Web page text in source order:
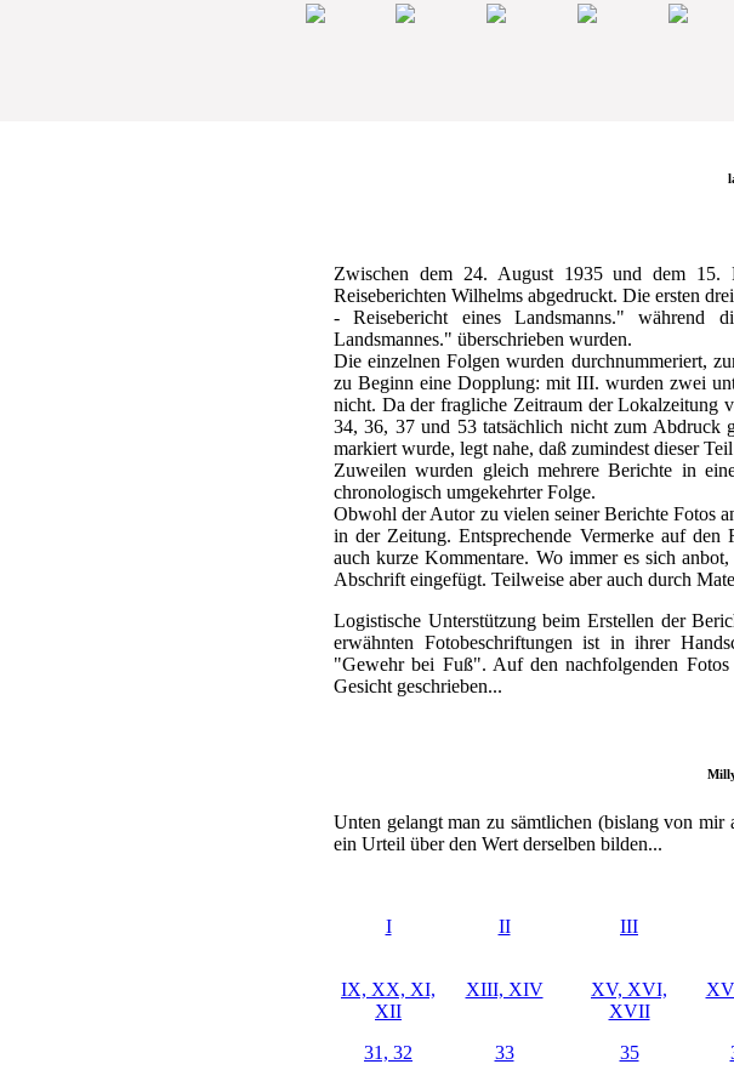
Zwischen dem 24. August 1935 und dem 15.
Reiseberichten Wilhelms abgedruckt. Die ersten
- Reisebericht eines Landsmanns." während
Landsmannes." überschrieben wurden.
Die einzelnen Folgen wurden durchnummeriert,
zu Beginn eine Dopplung: mit III. wurden zwei
nicht. Da der fragliche Zeitraum der Lokalzeitung
34, 36, 37 und 53 tatsächlich nicht zum
markiert wurde, legt nahe, daß zumindest dieser
Zuweilen wurden gleich mehrere Berichte in
chronologisch umgekehrter Folge.
Obwohl der Autor zu vielen seiner Berichte Fotos
in der Zeitung. Entsprechende Vermerke auf
auch kurze Kommentare. Wo immer es sich
Abschrift eingefügt. Teilweise aber auch durch
Logistische Unterstützung beim Erstellen der
erwähnten Fotobeschriftungen ist in ihrer
"Gewehr bei Fuß". Auf den nachfolgenden
Gesicht geschrieben...
Unten gelangt man zu sämtlichen (bislang von mir
ein Urteil über den Wert derselben bilden...
I II III
IX, XX, XI,
XII
XIII, XIV
XV, XVI,
XVII
31, 32 33 35